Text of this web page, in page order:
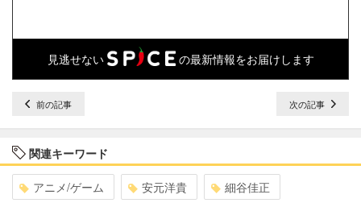
見逃せない の最新情報をお届けします
前の記事 次の記事
関連キーワード
アニメ/ゲーム 安元洋貴 細谷佳正